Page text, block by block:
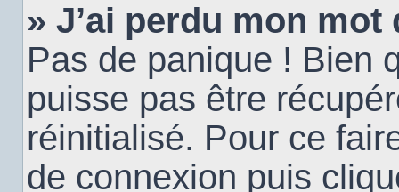
» J’ai perdu mon mot
Pas de panique ! Bien
puisse pas être
réinitialisé. Pour ce
de connexion puis